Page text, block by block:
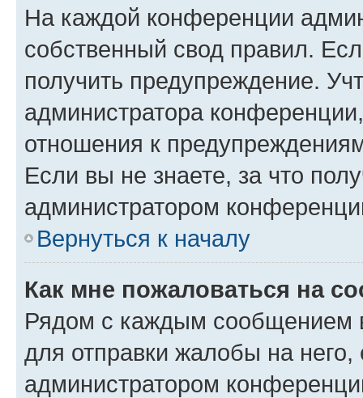
На каждой конференции
собственный свод правил.
получить предупреждение.
администратора
отношения к
Если вы не знаете, за что
администратором
Вернуться к началу
Как мне пожаловаться на
Рядом с каждым сообщением
для отправки жалобы на
администратором